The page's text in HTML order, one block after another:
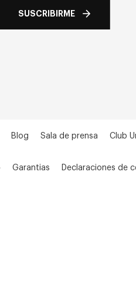
SUSCRIBIRME
Blog Sala de prensa Club
Garantias Declaraciones de